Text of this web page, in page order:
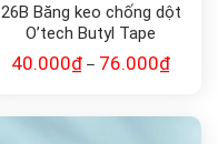
26B Băng keo chống dột
O’tech Butyl Tape
40.000₫ – 76.000₫